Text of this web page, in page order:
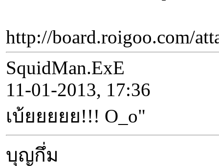
http://board.roigoo.com/
SquidMan.ExE
11-01-2013, 17:36
เบ้ยยยยย!!! O_o"
บุญกึ่ม